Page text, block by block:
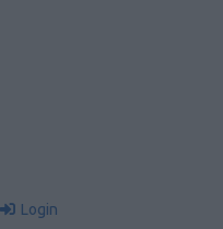
Login